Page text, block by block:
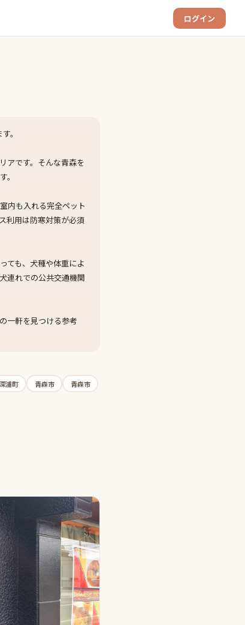
ログイン
。
アです。そんな青森を
。
内も入れる完全ペット
利用は防寒対策が必須
ても、犬種や体重によ
連れでの公共交通機関
一軒を見つける参考
浦町 青森市 青森市